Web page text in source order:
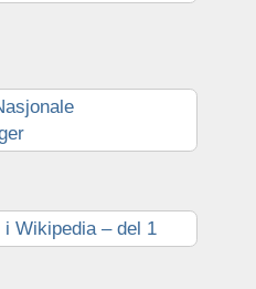
i Wikipedia – del 1